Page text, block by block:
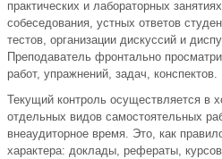
практических и лабораторных
собеседования, устных ответов
тестов, организации дискуссий и
Преподаватель фронтально
работ, упражнений, задач, конспектов.
Текущий контроль осуществляется в
отдельных видов самостоятельных
внеаудиторное время. Это, как
характера: доклады, рефераты,